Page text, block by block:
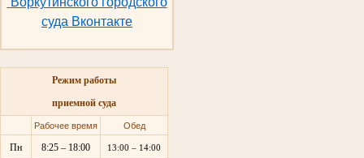
суда Вконтакте
Режим работы
приемной суда
Рабочее время Обед
Пн 8:25 – 18:00 13:00 – 14:00